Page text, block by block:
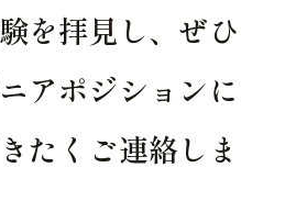
を拝見し、ぜひ
アポジションに
たくご連絡しま